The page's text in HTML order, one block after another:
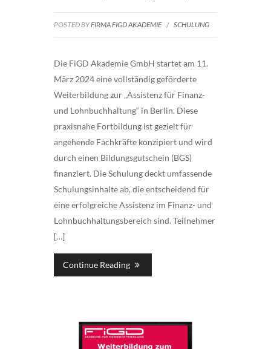
POSTED BYFIRMA FIGD AKADEMIE/ SCHULUNG
Die FiGD Akademie GmbH startet am 11.
März 2024 eine vollständig geförderte
Weiterbildung zur „Assistenz für Finanz-
und Lohnbuchhaltung“ in Berlin. Diese
praxisnahe Fortbildung ist gezielt für
angehende Fachkräfte konzipiert und wird
durch einen Bildungsgutschein (BGS)
finanziert. Die Schulung deckt umfassende
Schulungsinhalte ab, die entscheidend für
eine erfolgreiche Assistenz im Finanz- und
Lohnbuchhaltungsbereich sind. Teilnehmer
[…]
Continue Reading